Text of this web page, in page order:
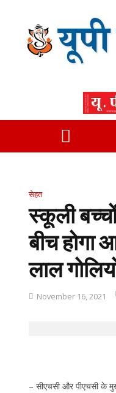
सेहत
स्कूली
बीच होगा
लाल
November 16, 2021
– सीएचसी और पीएचसी के